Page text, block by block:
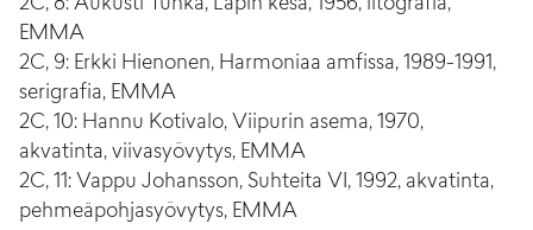
2C, 8: Aukusti Tuhka, Lapin kesä, 1956, litografia,
EMMA
2C, 9: Erkki Hienonen, Harmoniaa amfissa, 1989-1991,
serigrafia, EMMA
2C, 10: Hannu Kotivalo, Viipurin asema, 1970,
akvatinta, viivasyövytys, EMMA
2C, 11: Vappu Johansson, Suhteita VI, 1992, akvatinta,
pehmeäpohjasyövytys, EMMA